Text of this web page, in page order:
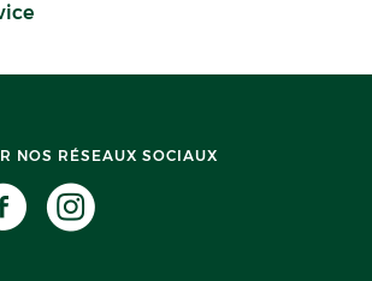
NOS RÉSEAUX SOCIAUX